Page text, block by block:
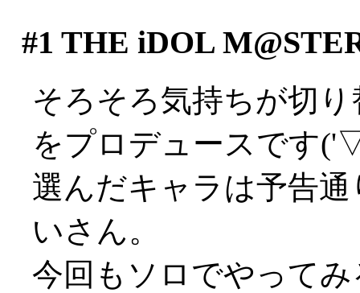
#1 THE iDOL
そろそろ気持ちが切
をプロデュースです
選んだキャラは予告
いさん。
今回もソロでやって